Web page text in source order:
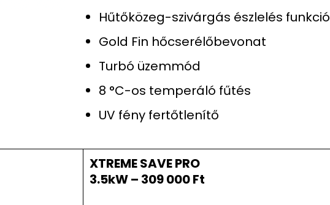
Hűtőközeg-szivárgás észlelés funkció
Gold Fin hőcserélőbevonat
Turbó üzemmód
8 °C-os temperáló fűtés
UV fény fertőtlenítő
XTREME SAVE PRO
3.5kW – 309 000 Ft